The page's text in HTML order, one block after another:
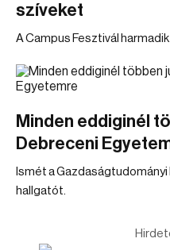
szíveket
A Campus Fesztivál
Minden eddiginél
Debreceni
Ismét a
hallgatót.